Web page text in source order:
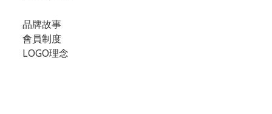
品牌故事
會員制度
LOGO理念